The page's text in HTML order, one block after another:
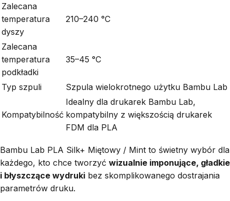
Zalecana
temperatura
dyszy
210–240 °C
Zalecana
temperatura
podkładki
35–45 °C
Typ szpuli Szpula wielokrotnego użytku Bambu Lab
Kompatybilność
Idealny dla drukarek Bambu Lab,
kompatybilny z większością drukarek
FDM dla PLA
Bambu Lab PLA Silk+ Miętowy / Mint to świetny wybór dla
każdego, kto chce tworzyć wizualnie imponujące, gładkie
i błyszczące wydruki bez skomplikowanego dostrajania
parametrów druku.